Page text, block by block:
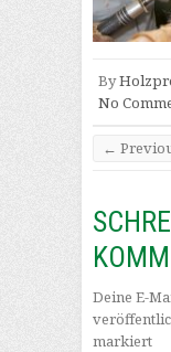
By
No
←
Deine E-
markiert